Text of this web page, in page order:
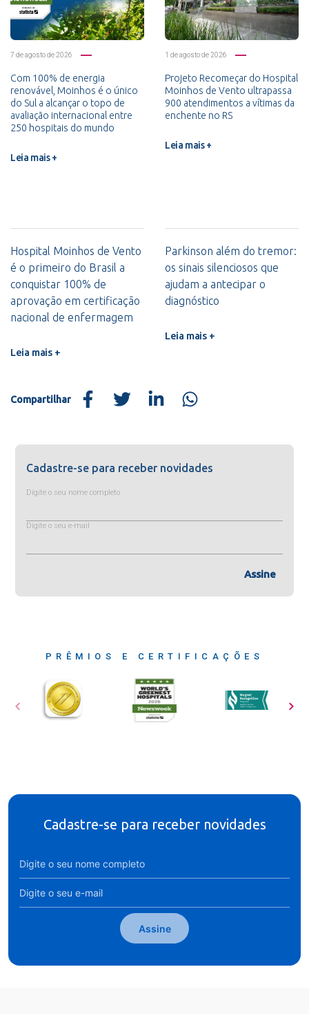
7 de agosto de 2026
Com 100% de energia
renovável, Moinhos é o único
do Sul a alcançar o topo de
avaliação internacional entre
250 hospitais do mundo
Leia mais +
1 de agosto de 2026
Projeto Recomeçar do Hospital
Moinhos de Vento ultrapassa
900 atendimentos a vítimas da
enchente no RS
Leia mais +
Hospital Moinhos de Vento
é o primeiro do Brasil a
conquistar 100% de
aprovação em certificação
nacional de enfermagem
Leia mais +
Parkinson além do tremor:
os sinais silenciosos que
ajudam a antecipar o
diagnóstico
Leia mais +
Compartilhar
Cadastre-se para receber novidades
Digite o seu nome completo
Digite o seu e-mail
Assine
PRÊMIOS E CERTIFICAÇÕES
Cadastre-se para receber novidades
Assine